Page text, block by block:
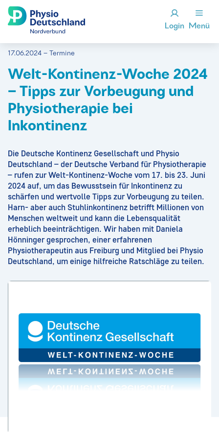
Login Menü
17.06.2024 – Termine
Welt-Kontinenz-Woche 2024
– Tipps zur Vorbeugung und
Physiotherapie bei
Inkontinenz
Die Deutsche Kontinenz Gesellschaft und Physio
Deutschland – der Deutsche Verband für Physiotherapie
– rufen zur Welt-Kontinenz-Woche vom 17. bis 23. Juni
2024 auf, um das Bewusstsein für Inkontinenz zu
schärfen und wertvolle Tipps zur Vorbeugung zu teilen.
Harn- aber auch Stuhlinkontinenz betrifft Millionen von
Menschen weltweit und kann die Lebensqualität
erheblich beeinträchtigen. Wir haben mit Daniela
Hönninger gesprochen, einer erfahrenen
Physiotherapeutin aus Freiburg und Mitglied bei Physio
Deutschland, um einige hilfreiche Ratschläge zu teilen.